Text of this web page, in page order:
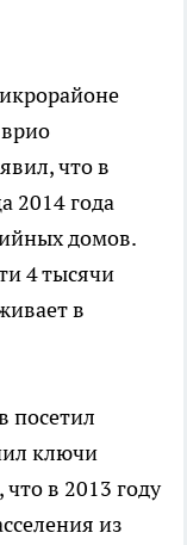
что в
2014 года
домов.
4 тысячи
в
посетил
ключи
в 2013 году
из